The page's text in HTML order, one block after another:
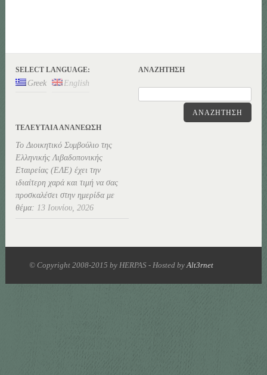
SELECT LANGUAGE:
Greek English
ΑΝΑΖΉΤΗΣΗ
ΑΝΑΖΉΤΗΣΗ
ΤΕΛΕΥΤΑΊΑ ΑΝΑΝΕΏΣΗ
Το Διοικητικό Συμβούλιο της
Ελληνικής Λιβαδοπονικής
Εταιρείας (ΕΛΕ) έχει την
ιδιαίτερη χαρά και τιμή να σας
προσκαλέσει στην ημερίδα με
θέμα: 13 Ιουνίου, 2026
© Copyright 2008-2015 by HERPAS - Hosted by Alt3rnet